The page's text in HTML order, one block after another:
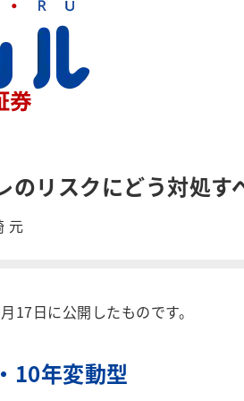
のリスクにどう対処す
元
17日に公開したものです。
10年変動型